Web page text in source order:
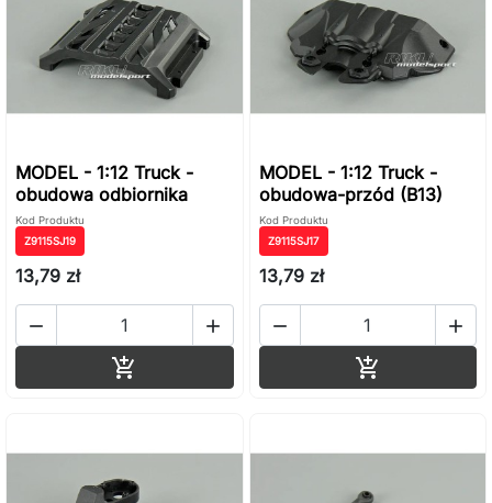
MODEL - 1:12 Truck -
obudowa odbiornika
Kod Produktu
Z9115SJ19
13,79 zł
 

MODEL - 1:12 Truck -
obudowa-przód (B13)
Kod Produktu
Z9115SJ17
13,79 zł
 
